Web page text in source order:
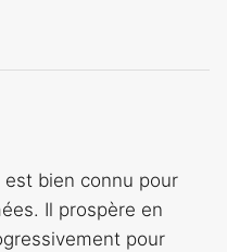
est bien connu pour
Il prospère en
pour